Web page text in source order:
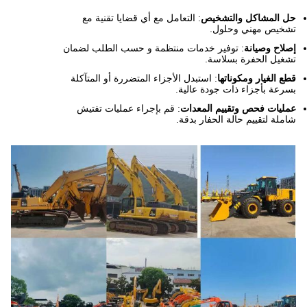
حل المشاكل والتشخيص: التعامل مع أي قضايا تقنية مع
تشخيص مهني وحلول.
إصلاح وصيانة: توفير خدمات منتظمة و حسب الطلب لضمان
تشغيل الحفرة بسلاسة.
قطع الغيار ومكوناتها: استبدل الأجزاء المتضررة أو المتآكلة
بسرعة بأجزاء ذات جودة عالية.
عمليات فحص وتقييم المعدات: قم بإجراء عمليات تفتيش
شاملة لتقييم حالة الحفار بدقة.